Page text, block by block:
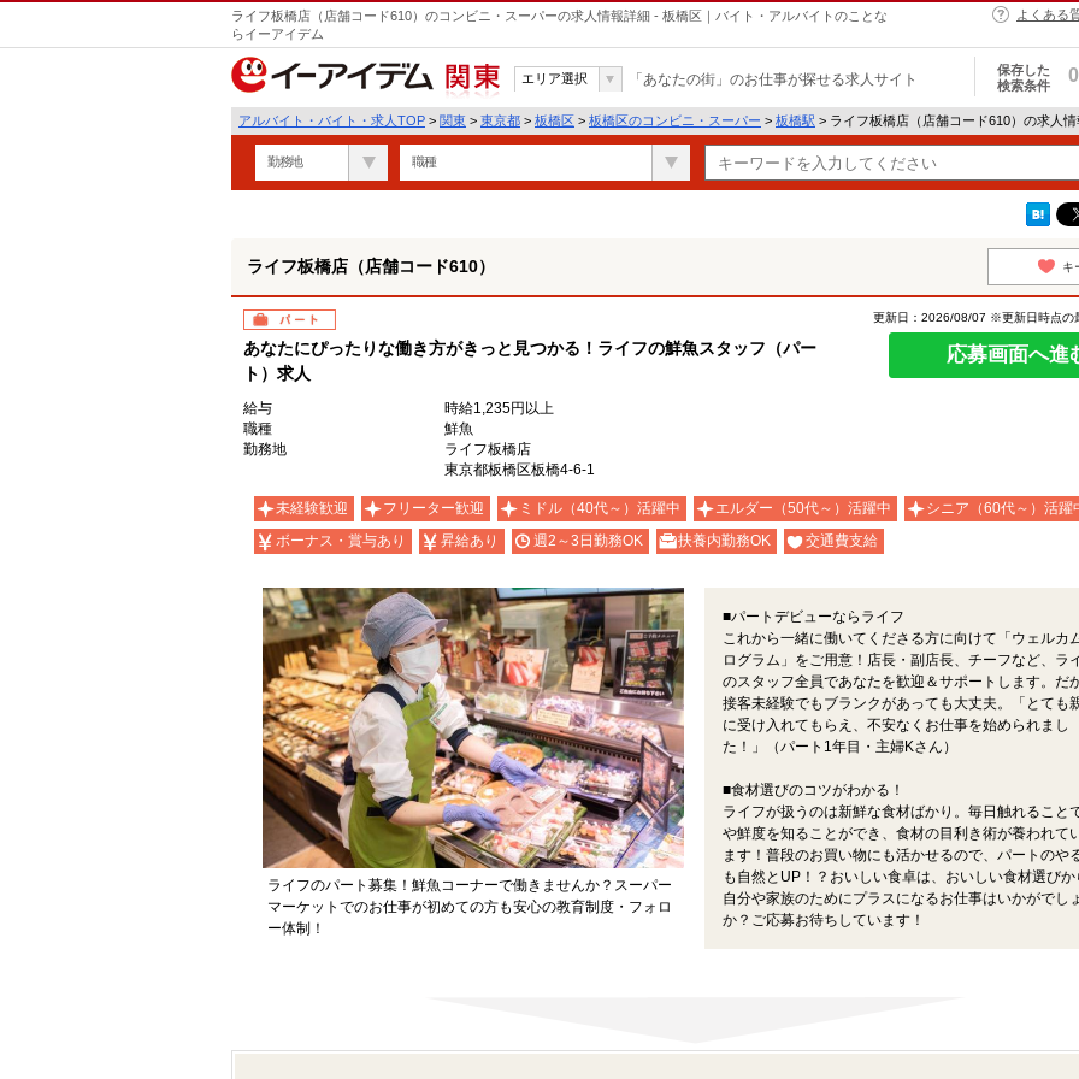
ライフ板橋店（店舗コード610）のコンビニ・スーパーの求人情報詳細 - 板橋区｜バイト・アルバイトのことな
らイーアイデム
よくある
関東
エリア選択 「あなたの街」のお仕事が探せる求人サイト
保存した
検索条件
0
アルバイト・バイト・求人TOP > 関東 > 東京都 > 板橋区 > 板橋区のコンビニ・スーパー > 板橋駅 > ライフ板橋店（店舗コード610）の求人
勤務地 職種
ライフ板橋店（店舗コード610） キ
パート
あなたにぴったりな働き方がきっと見つかる！ライフの鮮魚スタッフ（パー
ト）求人
更新日：2026/08/07 ※更新日時点の
応募画面へ進
給与
時給1,235円以上
職種
鮮魚
勤務地
ライフ板橋店
東京都板橋区板橋4-6-1
未経験歓迎 フリーター歓迎 ミドル（40代～）活躍中 エルダー（50代～）活躍中
シニア（60代～）活躍
ボーナス・賞与あり
昇給あり 週2～3日勤務OK 扶養内勤務OK 交通費支給
ライフのパート募集！鮮魚コーナーで働きませんか？スーパー
マーケットでのお仕事が初めての方も安心の教育制度・フォロ
ー体制！
■パートデビューならライフ
これから一緒に働いてくださる方に向けて「ウェルカ
ログラム」をご用意！店長・副店長、チーフなど、ラ
のスタッフ全員であなたを歓迎＆サポートします。だ
接客未経験でもブランクがあっても大丈夫。「とても
に受け入れてもらえ、不安なくお仕事を始められまし
た！」（パート1年目・主婦Kさん）
■食材選びのコツがわかる！
ライフが扱うのは新鮮な食材ばかり。毎日触れること
や鮮度を知ることができ、食材の目利き術が養われて
ます！普段のお買い物にも活かせるので、パートのや
も自然とUP！？おいしい食卓は、おいしい食材選びか
自分や家族のためにプラスになるお仕事はいかがでし
か？ご応募お待ちしています！